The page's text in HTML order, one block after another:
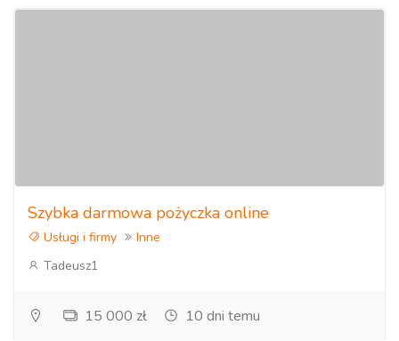
Szybka darmowa pożyczka online
Usługi i firmy
Inne
Tadeusz1
15 000 zł 10 dni temu